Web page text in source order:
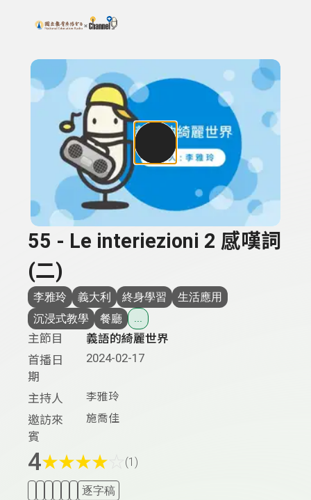
上方功能區塊
搜尋關鍵字：可輸入節目名稱、主持人或關鍵字
55 - Le interiezioni 2 感嘆詞
(二)
李雅玲 義大利 終身學習
生活應用
沉浸式教學
餐廳 ...
主節目
義語的綺麗世界
首播日
期
2024-02-17
主持人 李雅玲
邀訪來
賓
施喬佳
4★★★★ (1)
逐字稿